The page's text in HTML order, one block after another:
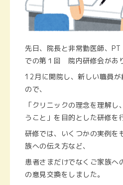
先日、院長と非常勤医師、
での第１回 院内研修会があ
12月に開院し、新しい職員
ので、
「クリニックの理念を理解
うこと」を目的とした研修を
研修では、いくつかの実例を
族への伝え方など、
患者さまだけでなくご家族へ
の意見交換をしました。